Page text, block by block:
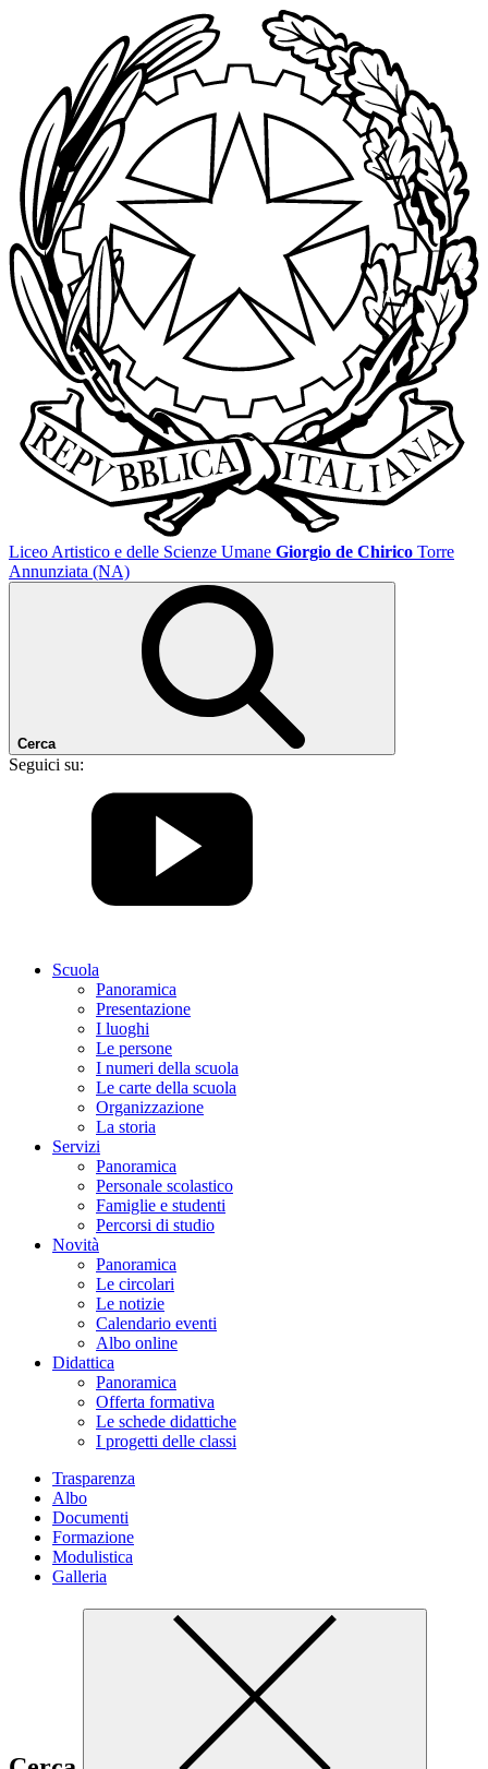
Liceo Artistico e delle Scienze Umane Giorgio de Chirico Torre
Annunziata (NA)
Cerca
Seguici su:
Scuola
Panoramica
Presentazione
I luoghi
Le persone
I numeri della scuola
Le carte della scuola
Organizzazione
La storia
Servizi
Panoramica
Personale scolastico
Famiglie e studenti
Percorsi di studio
Novità
Panoramica
Le circolari
Le notizie
Calendario eventi
Albo online
Didattica
Panoramica
Offerta formativa
Le schede didattiche
I progetti delle classi
Trasparenza
Albo
Documenti
Formazione
Modulistica
Galleria